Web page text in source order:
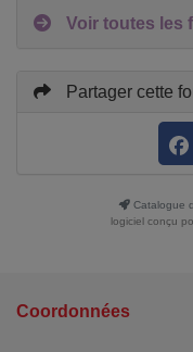
Voir toutes les
Partager cette
Catalogue
logiciel conçu
Coordonnées